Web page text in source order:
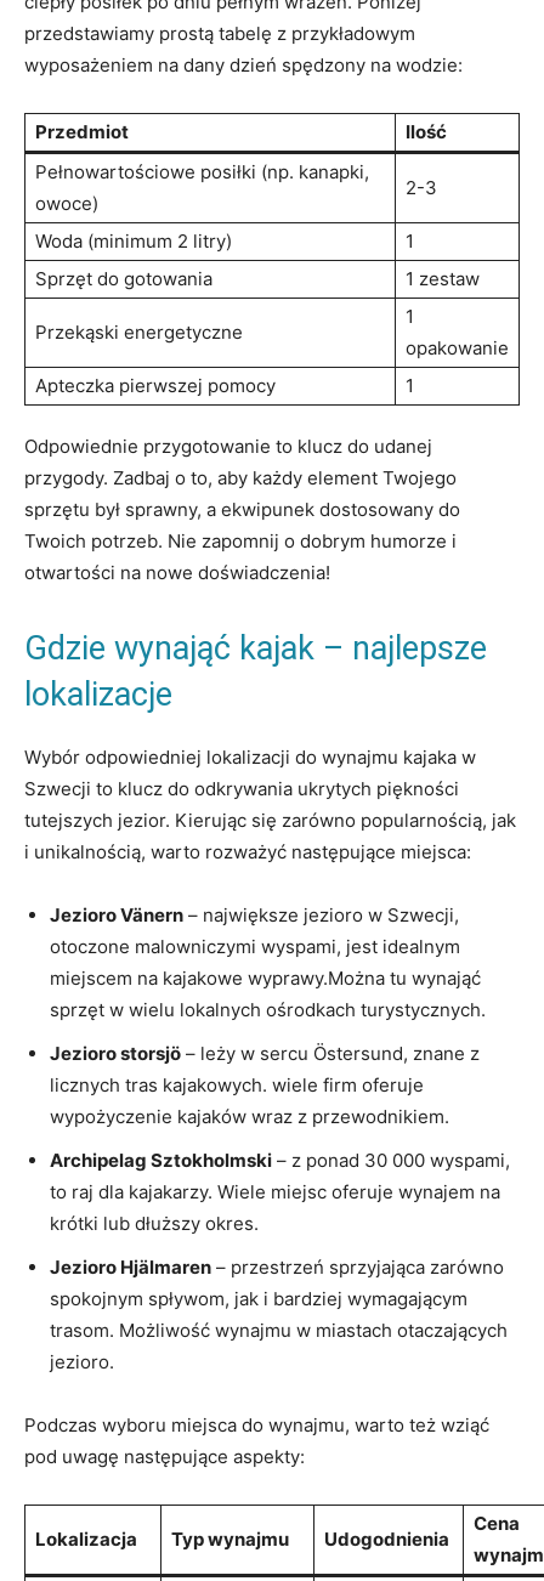
przedstawiamy prostą tabelę z przykładowym
wyposażeniem na dany dzień spędzony na wodzie:
Przedmiot
Ilość
Pełnowartościowe posiłki (np. kanapki,
owoce)
2-3
Woda (minimum 2 litry)
1
Sprzęt do gotowania
1 zestaw
Przekąski energetyczne
1
opakowanie
Apteczka pierwszej pomocy
1
Odpowiednie przygotowanie to klucz do udanej
przygody. Zadbaj o to, aby każdy element Twojego
sprzętu był sprawny, a ekwipunek dostosowany do
Twoich potrzeb. Nie zapomnij o dobrym humorze i
otwartości na nowe doświadczenia!
Gdzie wynająć kajak – najlepsze
lokalizacje
Wybór odpowiedniej lokalizacji do wynajmu kajaka w
Szwecji to klucz do odkrywania ukrytych piękności
tutejszych jezior. Kierując się zarówno popularnością, jak
i unikalnością, warto rozważyć następujące miejsca:
Jezioro Vänern – największe jezioro w Szwecji,
otoczone malowniczymi wyspami, jest idealnym
miejscem na kajakowe wyprawy.Można tu wynająć
sprzęt w wielu lokalnych ośrodkach turystycznych.
Jezioro storsjö – leży w sercu Östersund, znane z
licznych tras kajakowych. wiele firm oferuje
wypożyczenie kajaków wraz z przewodnikiem.
Archipelag Sztokholmski – z ponad 30 000 wyspami,
to raj dla kajakarzy. Wiele miejsc oferuje wynajem na
krótki lub dłuższy okres.
Jezioro Hjälmaren – przestrzeń sprzyjająca zarówno
spokojnym spływom, jak i bardziej wymagającym
trasom. Możliwość wynajmu w miastach otaczających
jezioro.
Podczas wyboru miejsca do wynajmu, warto też wziąć
pod uwagę następujące aspekty:
Lokalizacja Typ wynajmu Udogodnienia
Cena